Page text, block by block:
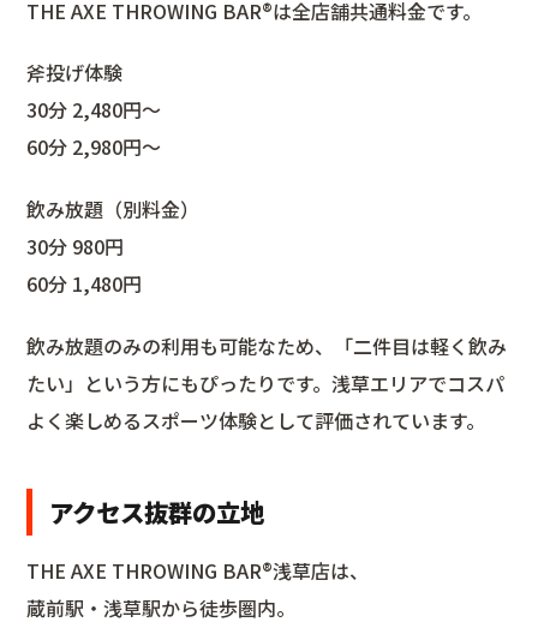
THE AXE THROWING BAR®︎は全店舗共通料金です。
斧投げ体験
30分 2,480円〜
60分 2,980円〜
飲み放題（別料金）
30分 980円
60分 1,480円
飲み放題のみの利用も可能なため、「二件目は軽く飲み
たい」という方にもぴったりです。浅草エリアでコスパ
よく楽しめるスポーツ体験として評価されています。
アクセス抜群の立地
THE AXE THROWING BAR®︎浅草店は、
蔵前駅・浅草駅から徒歩圏内。